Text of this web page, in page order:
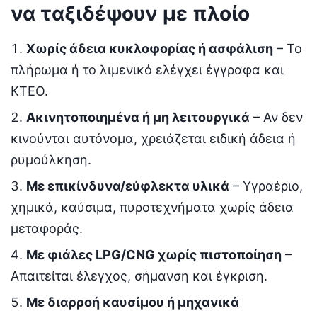
να ταξιδέψουν με πλοίο
Χωρίς άδεια κυκλοφορίας ή ασφάλιση – Το
πλήρωμα ή το λιμενικό ελέγχει έγγραφα και
ΚΤΕΟ.
Ακινητοποιημένα ή μη λειτουργικά – Αν δεν
κινούνται αυτόνομα, χρειάζεται ειδική άδεια ή
ρυμούλκηση.
Με επικίνδυνα/εύφλεκτα υλικά – Υγραέριο,
χημικά, καύσιμα, πυροτεχνήματα χωρίς άδεια
μεταφοράς.
Με φιάλες LPG/CNG χωρίς πιστοποίηση –
Απαιτείται έλεγχος, σήμανση και έγκριση.
Με διαρροή καυσίμου ή μηχανικά